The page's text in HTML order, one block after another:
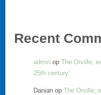
Recent
admin op The Orville;
25th century’
Danian op The Orville;